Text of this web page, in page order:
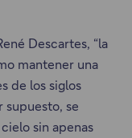
Descartes, “la
mantener una
de los siglos
supuesto, se
sin apenas